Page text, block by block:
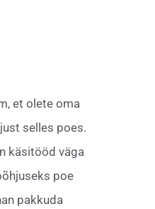
et olete oma
selles poes.
käsitööd väga
poe
pakkuda